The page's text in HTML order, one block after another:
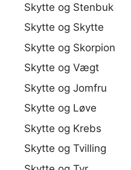
Skytte og Stenbuk
Skytte og Skytte
Skytte og Skorpion
Skytte og Vægt
Skytte og Jomfru
Skytte og Løve
Skytte og Krebs
Skytte og Tvilling